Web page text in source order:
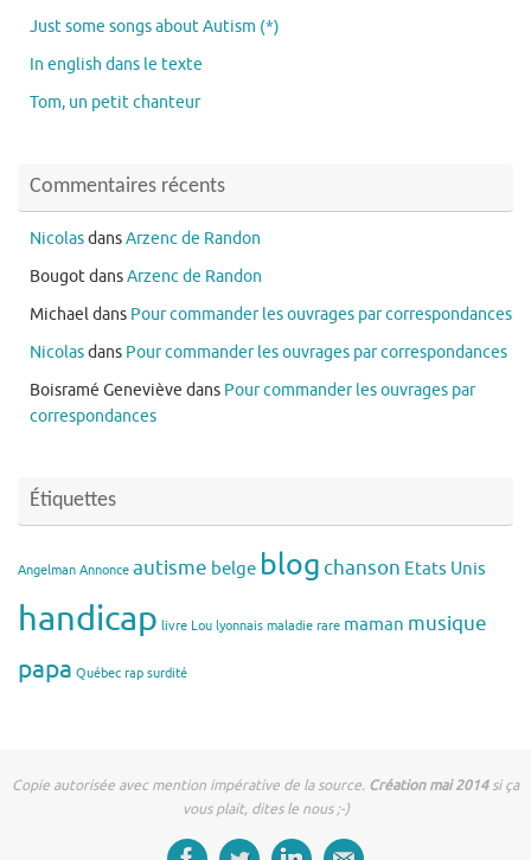
Just some songs about Autism (*)
In english dans le texte
Tom, un petit chanteur
Commentaires récents
NicolasdansArzenc de Randon
BougotdansArzenc de Randon
Michaeldans Pour commander les ouvrages par correspondances
Nicolasdans Pour commander les ouvrages par correspondances
Boisramé Geneviève dans Pour commander les ouvrages par
correspondances
Étiquettes
Angelman Annonce autisme belge blogchanson Etats Unis
handicap livre Lou lyonnais maladie rare maman musique
papa Québec rap surdité
Copie autorisée avec mention impérative de la source. Création mai 2014si ça
vous plait, dites le nous ;-)